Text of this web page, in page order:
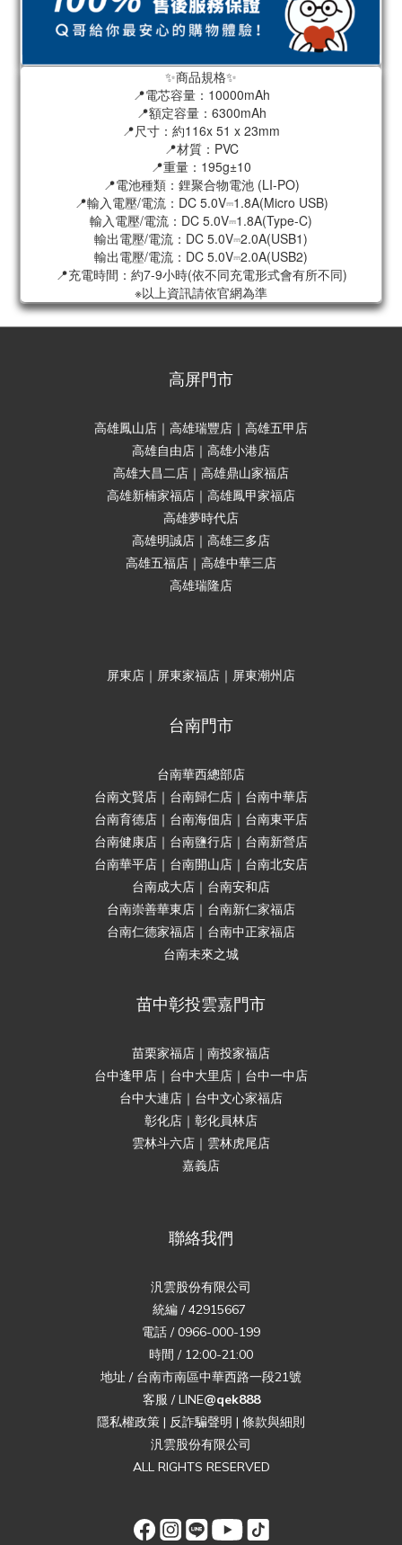
✨商品規格✨
📍電芯容量：10000mAh
📍額定容量：6300mAh
📍尺寸：約116x 51 x 23mm
📍材質：PVC
📍重量：195g±10
📍電池種類：鋰聚合物電池 (LI-PO)
📍輸入電壓/電流：DC 5.0V⎓1.8A(Micro USB)
輸入電壓/電流：DC 5.0V⎓1.8A(Type-C)
輸出電壓/電流：DC 5.0V⎓2.0A(USB1)
輸出電壓/電流：DC 5.0V⎓2.0A(USB2)
📍充電時間：約7-9小時(依不同充電形式會有所不同)
※以上資訊請依官網為準
高屏門市
高雄鳳山店｜高雄瑞豐店｜高雄五甲店
高雄自由店｜高雄小港店
高雄大昌二店｜高雄鼎山家福店
高雄新楠家福店｜高雄鳳甲家福店
高雄夢時代店
高雄明誠店｜高雄三多店
高雄五福店｜高雄中華三店
高雄瑞隆店
屏東店｜屏東家福店｜屏東潮州店
台南門市
台南華西總部店
台南文賢店｜台南歸仁店｜台南中華店
台南育德店｜台南海佃店｜台南東平店
台南健康店｜台南鹽行店｜台南新營店
台南華平店｜台南開山店｜台南北安店
台南成大店｜台南安和店
台南崇善華東店｜台南新仁家福店
台南仁德家福店｜台南中正家福店
台南未來之城
苗中彰投雲嘉門市
苗栗家福店｜南投家福店
台中逢甲店｜台中大里店｜台中一中店
台中大連店｜台中文心家福店
彰化店｜彰化員林店
雲林斗六店｜雲林虎尾店
嘉義店
聯絡我們
汎雲股份有限公司
統編 / 42915667
電話 / 0966-000-199
時間 / 12:00-21:00
地址 / 台南市南區中華西路一段21號
客服 / LINE@qek888
隱私權政策 | 反詐騙聲明 | 條款與細則
汎雲股份有限公司
ALL RIGHTS RESERVED